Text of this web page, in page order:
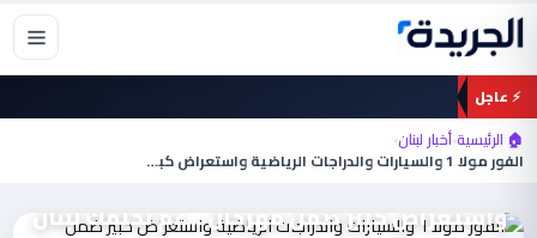
تخطي
المحتوى
⚡ عاجل
🏠 الرئيسية›أخبار لبنان›
الفور مولا 1 والسيارات والدراجات الرياضية واستعراض كبير…
أخبار لبنان
واستعراض كبير ضمن مهرجان .. عم نحلمك لبنان